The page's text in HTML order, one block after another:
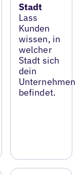
Stadt
Lass
Kunden
wissen, in
welcher
Stadt sich
dein
Unternehmen
befindet.